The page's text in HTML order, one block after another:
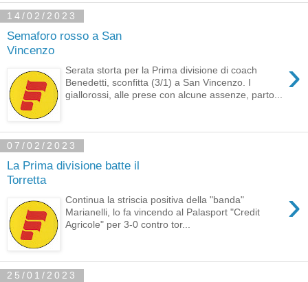
14/02/2023
Semaforo rosso a San
Vincenzo
›
Serata storta per la Prima divisione di coach
Benedetti, sconfitta (3/1) a San Vincenzo. I
giallorossi, alle prese con alcune assenze, parto...
07/02/2023
La Prima divisione batte il
Torretta
›
Continua la striscia positiva della "banda"
Marianelli, lo fa vincendo al Palasport "Credit
Agricole" per 3-0 contro tor...
25/01/2023